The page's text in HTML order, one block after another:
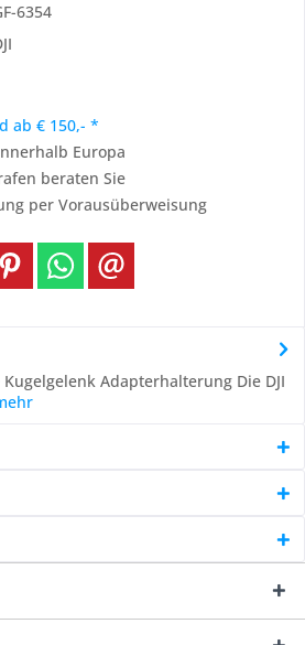
6354
ab € 150,- *
Europa
beraten Sie
per Vorausüberweisung
Kugelgelenk Adapterhalterung Die DJI